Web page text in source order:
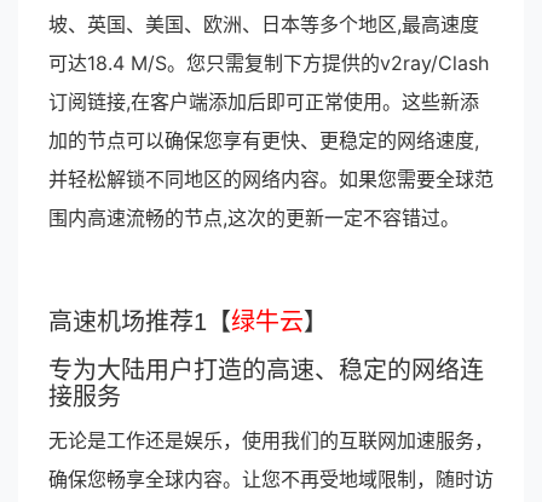
坡、英国、美国、欧洲、日本等多个地区,最高速度
可达18.4 M/S。您只需复制下方提供的v2ray/Clash
订阅链接,在客户端添加后即可正常使用。这些新添
加的节点可以确保您享有更快、更稳定的网络速度,
并轻松解锁不同地区的网络内容。如果您需要全球范
围内高速流畅的节点,这次的更新一定不容错过。
高速机场推荐1【绿牛云】
专为大陆用户打造的高速、稳定的网络连
接服务
无论是工作还是娱乐，使用我们的互联网加速服务，
确保您畅享全球内容。让您不再受地域限制，随时访